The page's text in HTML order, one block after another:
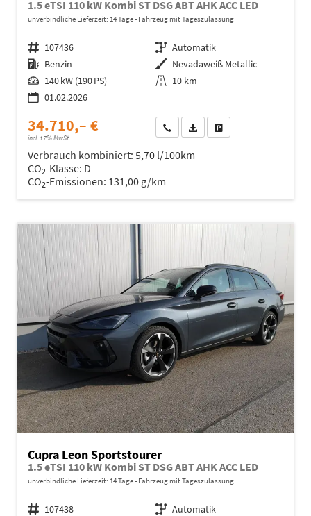
1.5 eTSI 110 kW Kombi ST DSG ABT AHK ACC LED
unverbindliche Lieferzeit: 14 Tage Fahrzeug mit Tageszulassung
Fahrzeugnr. 107436 Getriebe Automatik
Kraftstoff Benzin Außenfarbe Nevadaweiß Metallic
Leistung 140 kW (190 PS) Kilometerstand 10 km
01.02.2026
34.710,– €
incl. 17% MwSt.
Wir rufen Sie anFahrzeugexposé (PDF)
Verbrauch kombiniert: 5,70 l/100km
CO2-Klasse: D
CO2-Emissionen: 131,00 g/km
Cupra Leon Sportstourer
1.5 eTSI 110 kW Kombi ST DSG ABT AHK ACC LED
unverbindliche Lieferzeit: 14 Tage Fahrzeug mit Tageszulassung
Fahrzeugnr. 107438 Getriebe Automatik